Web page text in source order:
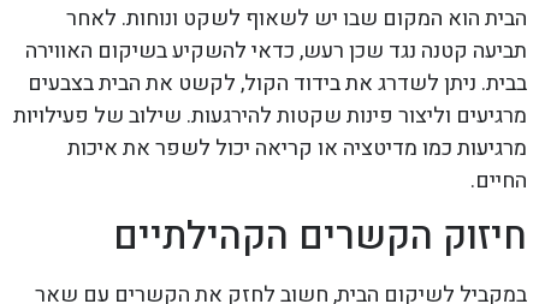
הבית הוא המקום שבו יש לשאוף לשקט ונוחות. לאחר
תביעה קטנה נגד שכן רעש, כדאי להשקיע בשיקום האווירה
בבית. ניתן לשדרג את בידוד הקול, לקשט את הבית בצבעים
מרגיעים וליצור פינות שקטות להירגעות. שילוב של פעילויות
מרגיעות כמו מדיטציה או קריאה יכול לשפר את איכות
החיים.
חיזוק הקשרים הקהילתיים
במקביל לשיקום הבית, חשוב לחזק את הקשרים עם שאר